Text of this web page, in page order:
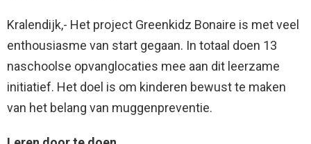
Kralendijk,- Het project Greenkidz Bonaire is met veel
enthousiasme van start gegaan. In totaal doen 13
naschoolse opvanglocaties mee aan dit leerzame
initiatief. Het doel is om kinderen bewust te maken
van het belang van muggenpreventie.